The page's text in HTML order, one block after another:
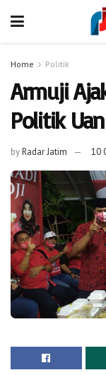
Home Politik
Armuji
Politik
byRadar Jatim 10